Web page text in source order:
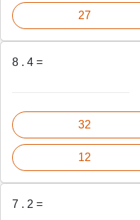
27
8 . 4 =
32
12
7 . 2 =